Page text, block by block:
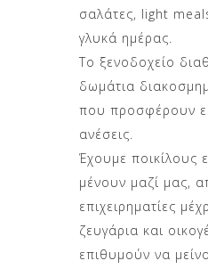
σαλάτες, light
γλυκά ημέρας.
Το ξενοδοχείο
δωμάτια
που προσφέρουν
ανέσεις.
Έχουμε ποικίλους
μένουν μαζί μας,
επιχειρηματίες
ζευγάρια και
επιθυμούν να